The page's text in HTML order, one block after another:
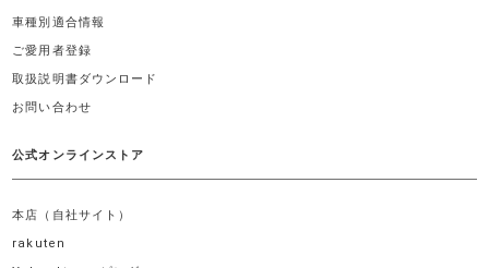
車種別適合情報
ご愛用者登録
取扱説明書ダウンロード
お問い合わせ
公式オンラインストア
本店（自社サイト）
rakuten